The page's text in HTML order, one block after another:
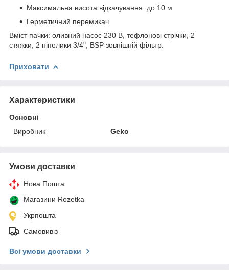
Максимальна висота відкачування: до 10 м
Герметичний перемикач
Вміст пачки: оливний насос 230 В, тефлонові стрічки, 2
стяжки, 2 ніпелики 3/4", BSP зовнішній фільтр.
Приховати
Характеристики
Основні
Виробник
Geko
Умови доставки
Нова Пошта
Магазини Rozetka
Укрпошта
Самовивіз
Всі умови доставки